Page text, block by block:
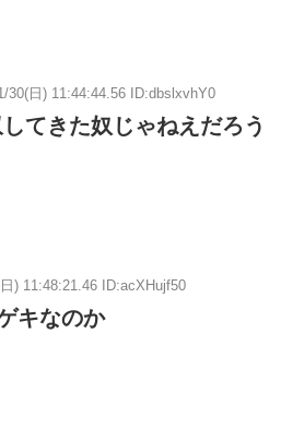
30(日) 11:44:44.56 ID:dbslxvhY0
てきた奴じゃねえだろう
) 11:48:21.46 ID:acXHujf50
キなのか